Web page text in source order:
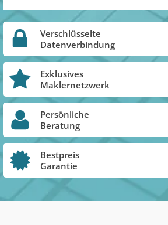
Verschlüsselte
Datenverbindung
Exklusives
Maklernetzwerk
Persönliche
Beratung
Bestpreis
Garantie